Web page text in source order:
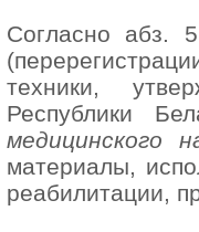
Согласно абз.
техники,
Республики
медицинского
материалы,
реабилитации,